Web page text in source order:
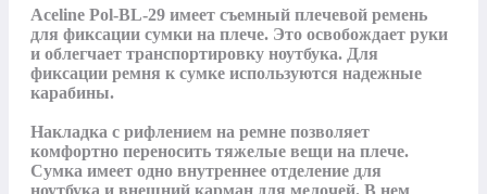
Aceline Pol-BL-29 имеет съемный плечевой ремень
для фиксации сумки на плече. Это освобождает руки
и облегчает транспортировку ноутбука. Для
фиксации ремня к сумке используются надежные
карабины.
Накладка с рифлением на ремне позволяет
комфортно переносить тяжелые вещи на плече.
Сумка имеет одно внутреннее отделение для
ноутбука и внешний карман для мелочей. В нем